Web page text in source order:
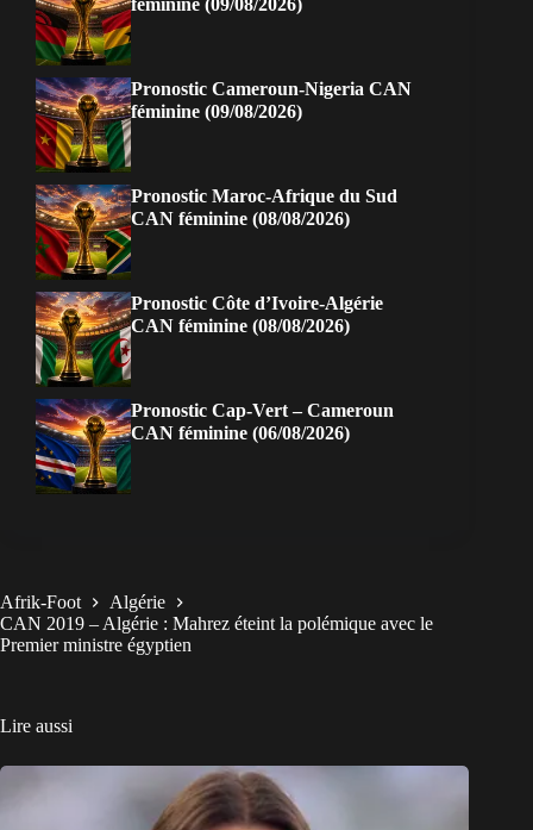
féminine (09/08/2026)
Pronostic Cameroun-Nigeria CAN
féminine (09/08/2026)
Pronostic Maroc-Afrique du Sud
CAN féminine (08/08/2026)
Pronostic Côte d’Ivoire-Algérie
CAN féminine (08/08/2026)
Pronostic Cap-Vert – Cameroun
CAN féminine (06/08/2026)
Afrik-Foot
Algérie
CAN 2019 – Algérie : Mahrez éteint la polémique avec le
Premier ministre égyptien
Lire aussi